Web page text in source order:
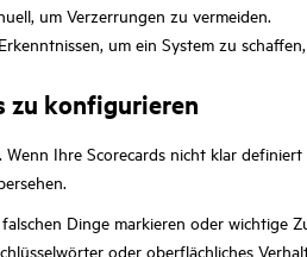
um Verzerrungen zu vermeiden.
um ein System zu
zu konfigurieren
Ihre Scorecards nicht klar
Dinge markieren oder wichtige
oder oberflächliches